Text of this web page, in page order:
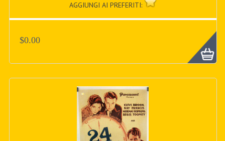
AGGIUNGI AI PREFERITI:
$0.00